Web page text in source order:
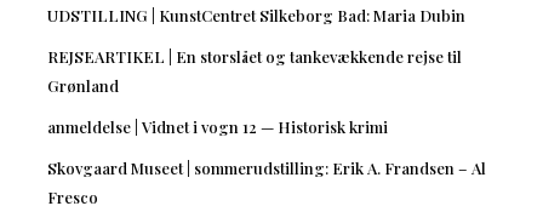
UDSTILLING | KunstCentret Silkeborg Bad: Maria Dubin
REJSEARTIKEL | En storslået og tankevækkende rejse til
Grønland
anmeldelse | Vidnet i vogn 12 — Historisk krimi
Skovgaard Museet | sommerudstilling: Erik A. Frandsen – Al
Fresco